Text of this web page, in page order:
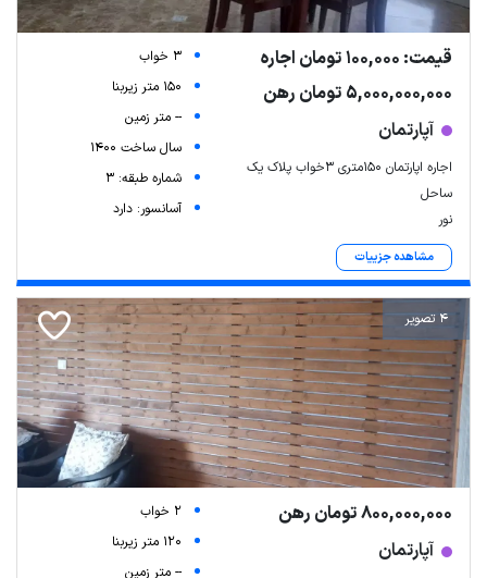
قیمت: 100,000 تومان اجاره
5,000,000,000 تومان رهن
آپارتمان
اجاره اپارتمان ۱۵۰متری ۳خواب پلاک یک
ساحل
نور
مشاهده جزییات
3 خواب
150 متر زیربنا
-- متر زمین
سال ساخت 1400
شماره طبقه: 3
آسانسور: دارد
4 تصویر
800,000,000 تومان رهن
آپارتمان
2 خواب
120 متر زیربنا
-- متر زمین